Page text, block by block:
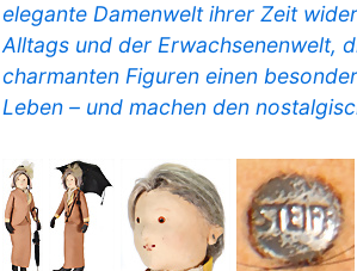
elegante Damenwelt ihrer Zeit
Alltags und der Erwachsenenwelt,
charmanten Figuren einen
Leben – und machen den